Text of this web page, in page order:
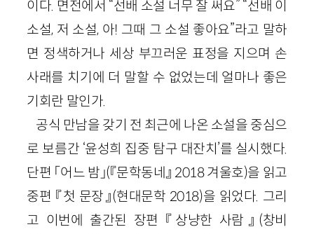
이다. 면전에서 “선배 소설 너무 잘 써요” “선배 이
소설, 저 소설, 아! 그때 그 소설 좋아요”라고 말하
면 정색하거나 세상 부끄러운 표정을 지으며 손
사래를 치기에 더 말할 수 없었는데 얼마나 좋은
기회란 말인가.
공식 만남을 갖기 전 최근에 나온 소설을 중심으
로 보름간 ‘윤성희 집중 탐구 대잔치’를 실시했다.
단편 「어느 밤」(『문학동네』 2018 겨울호)을 읽고
중편 『첫 문장』(현대문학 2018)을 읽었다. 그리
고 이번에 출간된 장편 『상냥한 사람』(창비